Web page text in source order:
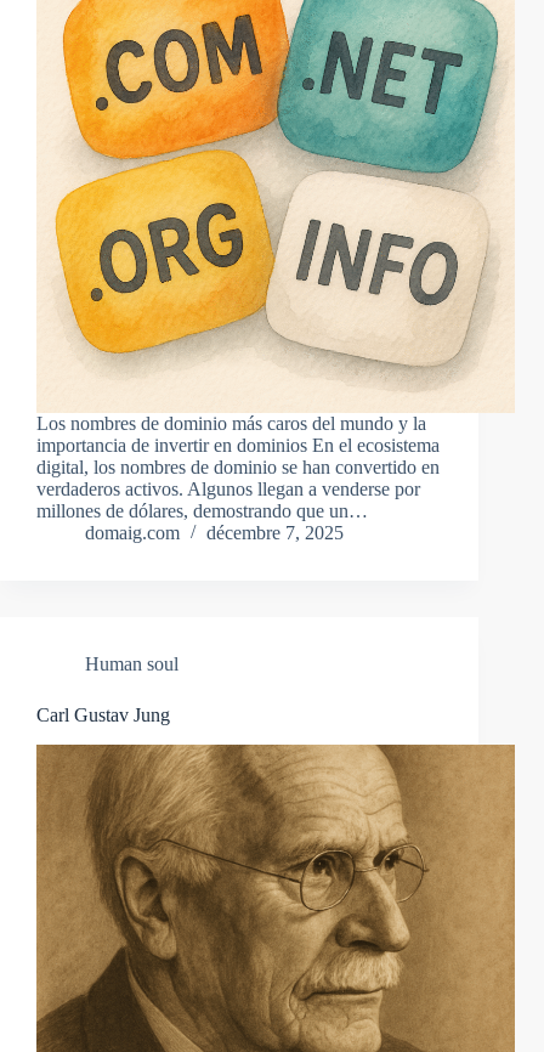
Los nombres de dominio más caros del mundo y la
importancia de invertir en dominios En el ecosistema
digital, los nombres de dominio se han convertido en
verdaderos activos. Algunos llegan a venderse por
millones de dólares, demostrando que un…
domaig.com
décembre 7, 2025
Human soul
Carl Gustav Jung